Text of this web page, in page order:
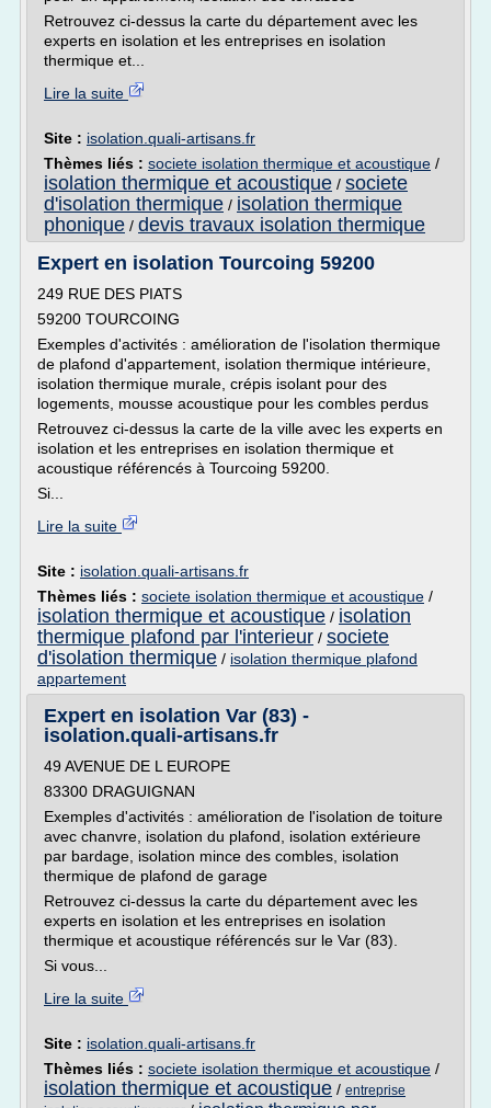
Retrouvez ci-dessus la carte du département avec les
experts en isolation et les entreprises en isolation
thermique et...
Lire la suite
Site : isolation.quali-artisans.fr
Thèmes liés : societe isolation thermique et acoustique /
isolation thermique et acoustique / societe
d'isolation thermique / isolation thermique
phonique / devis travaux isolation thermique
Expert en isolation Tourcoing 59200
249 RUE DES PIATS
59200 TOURCOING
Exemples d'activités : amélioration de l'isolation thermique
de plafond d'appartement, isolation thermique intérieure,
isolation thermique murale, crépis isolant pour des
logements, mousse acoustique pour les combles perdus
Retrouvez ci-dessus la carte de la ville avec les experts en
isolation et les entreprises en isolation thermique et
acoustique référencés à Tourcoing 59200.
Si...
Lire la suite
Site : isolation.quali-artisans.fr
Thèmes liés : societe isolation thermique et acoustique /
isolation thermique et acoustique / isolation
thermique plafond par l'interieur / societe
d'isolation thermique / isolation thermique plafond
appartement
Expert en isolation Var (83) -
isolation.quali-artisans.fr
49 AVENUE DE L EUROPE
83300 DRAGUIGNAN
Exemples d'activités : amélioration de l'isolation de toiture
avec chanvre, isolation du plafond, isolation extérieure
par bardage, isolation mince des combles, isolation
thermique de plafond de garage
Retrouvez ci-dessus la carte du département avec les
experts en isolation et les entreprises en isolation
thermique et acoustique référencés sur le Var (83).
Si vous...
Lire la suite
Site : isolation.quali-artisans.fr
Thèmes liés : societe isolation thermique et acoustique /
isolation thermique et acoustique / entreprise